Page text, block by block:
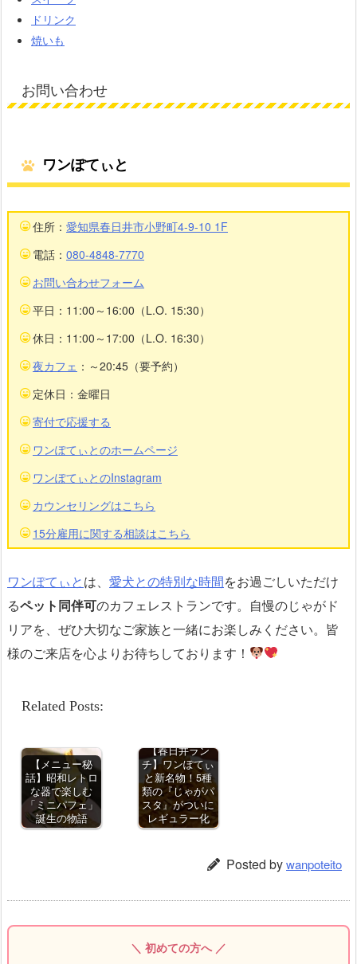
ドリンク
焼いも
お問い合わせ
ワンぽてぃと
住所： 愛知県春日井市小野町4-9-10 1F
電話： 080-4848-7770
お問い合わせフォーム
平日：11:00～16:00（L.O. 15:30）
休日：11:00～17:00（L.O. 16:30）
夜カフェ ：～20:45（要予約）
定休日：金曜日
寄付で応援する
ワンぽてぃとのホームページ
ワンぽてぃとのInstagram
カウンセリングはこちら
15分雇用に関する相談はこちら
ワンぽてぃとは、 愛犬との特別な時間をお過ごしいただけ
るペット同伴可のカフェレストランです。自慢のじゃがド
リアを、ぜひ大切なご家族と一緒にお楽しみください。皆
様のご来店を心よりお待ちしております！
Related Posts:
【メニュー秘
話】昭和レトロ
な器で楽しむ
「ミニパフェ」
誕生の物語
【春日井ラン
チ】ワンぽてぃ
と新名物！5種
類の『じゃがパ
スタ』がついに
レギュラー化
Posted bywanpoteito
＼ 初めての方へ ／